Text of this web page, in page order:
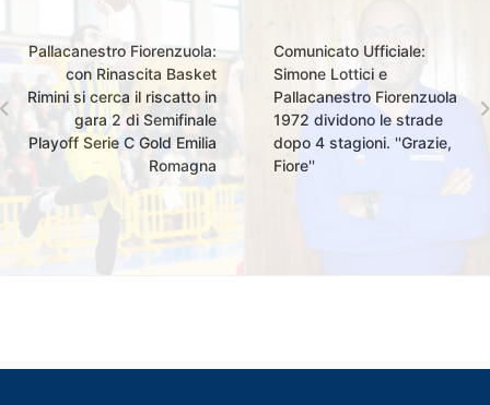
Pallacanestro Fiorenzuola:
con Rinascita Basket
Rimini si cerca il riscatto in
gara 2 di Semifinale
Playoff Serie C Gold Emilia
Romagna
Comunicato Ufficiale:
Simone Lottici e
Pallacanestro Fiorenzuola
1972 dividono le strade
dopo 4 stagioni. ''Grazie,
Fiore''